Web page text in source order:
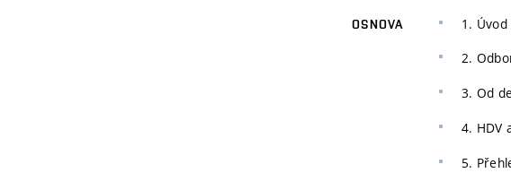
OSNOVA 1. Úvod
2.
3. Od
4. HDV
5.